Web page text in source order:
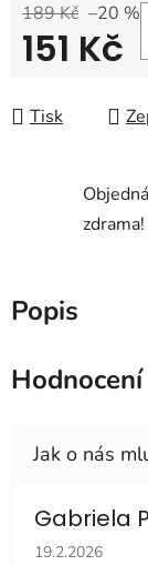
189 Kč –20 %
151 Kč
Tisk
zdrama!
Popis
Hodnocení
Gabriela
Hodnocení
19.2.2026